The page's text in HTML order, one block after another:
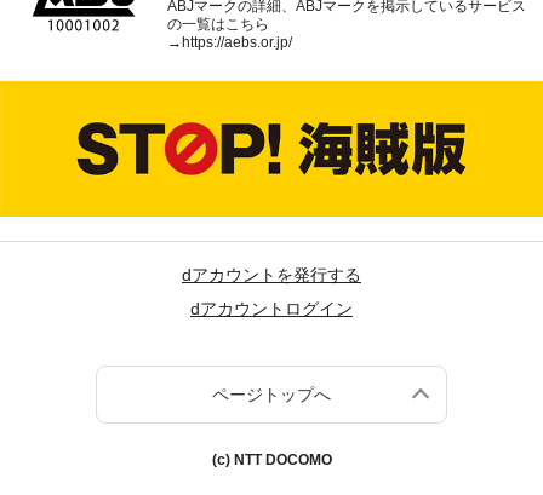
ABJマークの詳細、ABJマークを掲示しているサービス
の一覧はこちら
→ https://aebs.or.jp/
dアカウントを発行する
dアカウントログイン
ページトップへ
(c) NTT DOCOMO